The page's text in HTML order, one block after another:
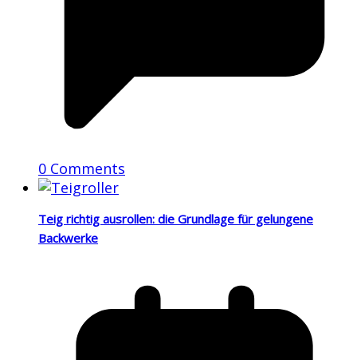
0 Comments
Teig richtig ausrollen: die Grundlage für gelungene
Backwerke